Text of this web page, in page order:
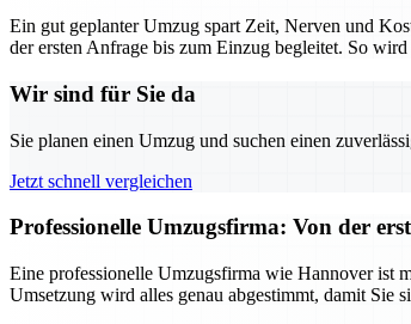
Ein gut geplanter Umzug spart Zeit, Nerven und
der ersten Anfrage bis zum Einzug begleitet. So
Wir sind für Sie da
Sie planen einen Umzug und suchen einen
Jetzt schnell vergleichen
Professionelle Umzugsfirma: Von der
Eine professionelle Umzugsfirma wie Hannover ist
Umsetzung wird alles genau abgestimmt, damit Sie